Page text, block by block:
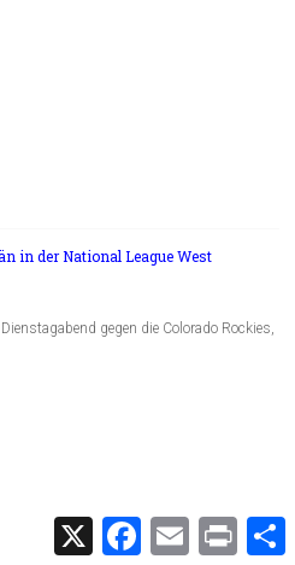
in der National League West
gegen die Colorado Rockies,
X
F
E
m
P